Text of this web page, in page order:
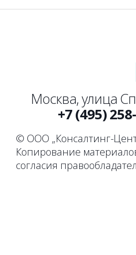
Москва, улица
+7 (495)
© ООО „Консалтинг-
Копирование
согласия